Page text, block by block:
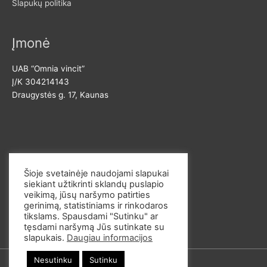
Slapukų politika
Įmonė
UAB “Omnia vincit”
Į/K 304214143
Draugystės g. 17, Kaunas
El. p. info@omvi.lt
Tel. 862033145
Šioje svetainėje naudojami slapukai
siekiant užtikrinti sklandų puslapio
veikimą, jūsų naršymo patirties
gerinimą, statistiniams ir rinkodaros
tikslams. Spausdami "Sutinku" ar
tęsdami naršymą Jūs sutinkate su
slapukais. Daugiau informacijos
Nesutinku Sutinku